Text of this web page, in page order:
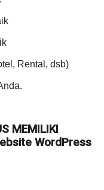
Rental, dsb)
MEMILIKI
WordPress